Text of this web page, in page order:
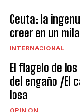
Ceuta: la
creer en un
INTERNACIONAL
El flagelo de
del engaño /El
losa
OPINION